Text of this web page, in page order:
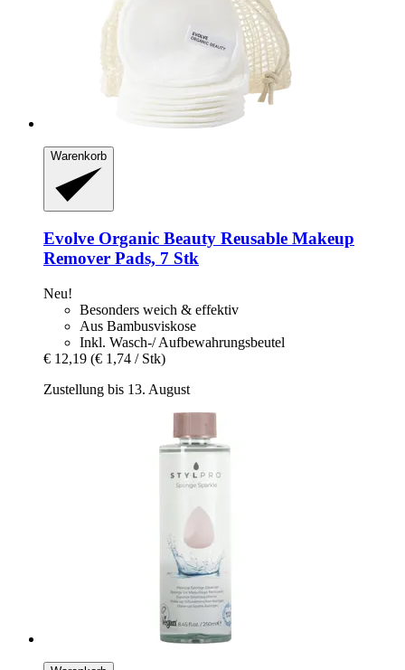
Warenkorb
Evolve Organic Beauty Reusable Makeup
Remover Pads, 7 Stk
Neu!
Besonders weich & effektiv
Aus Bambusviskose
Inkl. Wasch-/ Aufbewahrungsbeutel
€ 12,19 (€ 1,74 / Stk)
Zustellung bis 13. August